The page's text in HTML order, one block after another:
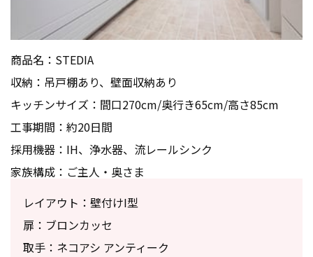
商品名：STEDIA
収納：吊戸棚あり、壁面収納あり
キッチンサイズ：間口270cm/奥行き65cm/高さ85cm
工事期間：約20日間
採用機器：IH、浄水器、流レールシンク
家族構成：ご主人・奥さま
レイアウト：壁付けI型
扉：ブロンカッセ
取手：ネコアシ アンティーク